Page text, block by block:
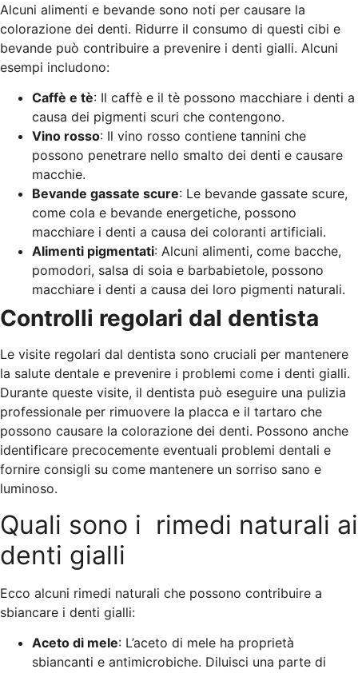
Alcuni alimenti e bevande sono noti per causare la
colorazione dei denti. Ridurre il consumo di questi cibi e
bevande può contribuire a prevenire i denti gialli. Alcuni
esempi includono:
Caffè e tè: Il caffè e il tè possono macchiare i denti a
causa dei pigmenti scuri che contengono.
Vino rosso: Il vino rosso contiene tannini che
possono penetrare nello smalto dei denti e causare
macchie.
Bevande gassate scure: Le bevande gassate scure,
come cola e bevande energetiche, possono
macchiare i denti a causa dei coloranti artificiali.
Alimenti pigmentati: Alcuni alimenti, come bacche,
pomodori, salsa di soia e barbabietole, possono
macchiare i denti a causa dei loro pigmenti naturali.
Controlli regolari dal dentista
Le visite regolari dal dentista sono cruciali per mantenere
la salute dentale e prevenire i problemi come i denti gialli.
Durante queste visite, il dentista può eseguire una pulizia
professionale per rimuovere la placca e il tartaro che
possono causare la colorazione dei denti. Possono anche
identificare precocemente eventuali problemi dentali e
fornire consigli su come mantenere un sorriso sano e
luminoso.
Quali sono i rimedi naturali ai
denti gialli
Ecco alcuni rimedi naturali che possono contribuire a
sbiancare i denti gialli:
Aceto di mele: L’aceto di mele ha proprietà
sbiancanti e antimicrobiche. Diluisci una parte di